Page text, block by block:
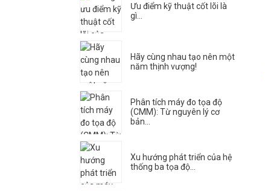
Ưu điểm kỹ thuật cốt lõi là
gì...
Hãy cùng nhau tạo nên một
năm thịnh vượng!
Phân tích máy đo tọa độ
(CMM): Từ nguyên lý cơ
bản...
Xu hướng phát triển của hệ
thống ba tọa độ...